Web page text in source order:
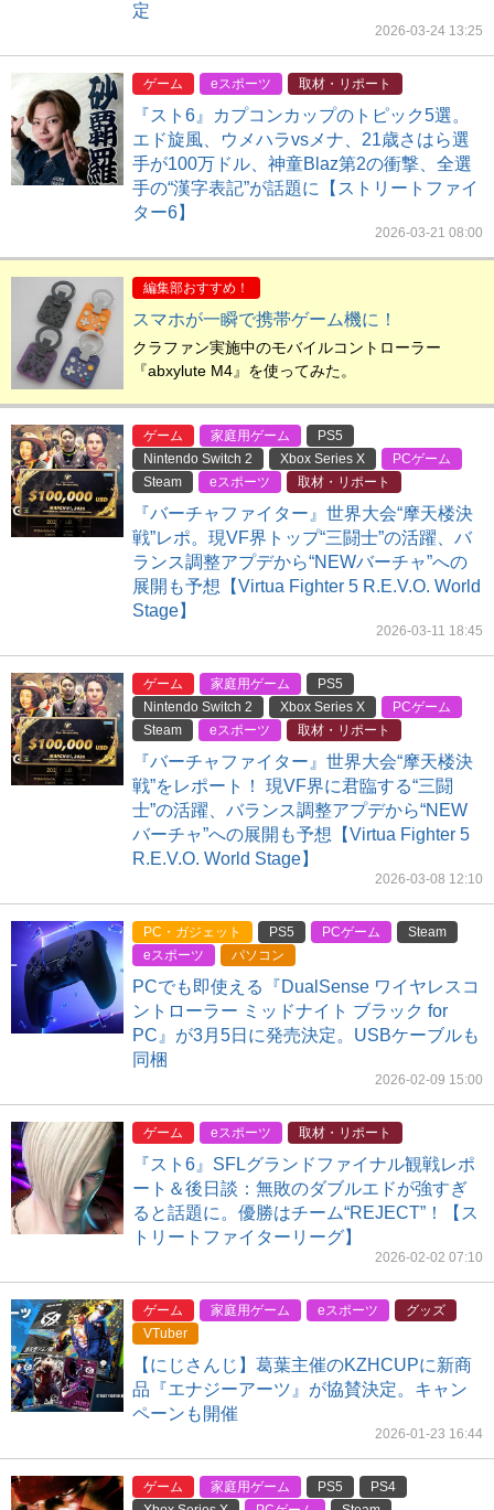
定
2026-03-24 13:25
ゲーム eスポーツ 取材・リポート
『スト6』カプコンカップのトピック5選。
エド旋風、ウメハラvsメナ、21歳さはら選
手が100万ドル、神童Blaz第2の衝撃、全選
手の“漢字表記”が話題に【ストリートファイ
ター6】
2026-03-21 08:00
編集部おすすめ！
スマホが一瞬で携帯ゲーム機に！
クラファン実施中のモバイルコントローラー
『abxylute M4』を使ってみた。
ゲーム 家庭用ゲーム
PS5
Nintendo Switch 2
Xbox Series X
PCゲーム
Steam
eスポーツ 取材・リポート
『バーチャファイター』世界大会“摩天楼決
戦”レポ。現VF界トップ“三闘士”の活躍、バ
ランス調整アプデから“NEWバーチャ”への
展開も予想【Virtua Fighter 5 R.E.V.O. World
Stage】
2026-03-11 18:45
ゲーム 家庭用ゲーム
PS5
Nintendo Switch 2
Xbox Series X
PCゲーム
Steam
eスポーツ 取材・リポート
『バーチャファイター』世界大会“摩天楼決
戦”をレポート！ 現VF界に君臨する“三闘
士”の活躍、バランス調整アプデから“NEW
バーチャ”への展開も予想【Virtua Fighter 5
R.E.V.O. World Stage】
2026-03-08 12:10
PC・ガジェット PS5 PCゲーム
Steam
eスポーツ
パソコン
PCでも即使える『DualSense ワイヤレスコ
ントローラー ミッドナイト ブラック for
PC』が3月5日に発売決定。USBケーブルも
同梱
2026-02-09 15:00
ゲーム eスポーツ 取材・リポート
『スト6』SFLグランドファイナル観戦レポ
ート＆後日談：無敗のダブルエドが強すぎ
ると話題に。優勝はチーム“REJECT”！【ス
トリートファイターリーグ】
2026-02-02 07:10
ゲーム 家庭用ゲーム eスポーツ
グッズ
VTuber
【にじさんじ】葛葉主催のKZHCUPに新商
品『エナジーアーツ』が協賛決定。キャン
ペーンも開催
2026-01-23 16:44
ゲーム 家庭用ゲーム PS5
PS4